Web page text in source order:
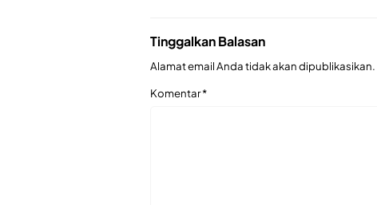
Tinggalkan Balasan
Alamat email Anda tidak akan dipublikasikan.
Komentar*